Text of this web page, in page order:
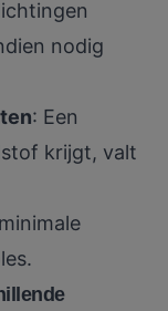
nodig
: Een
krijgt, valt